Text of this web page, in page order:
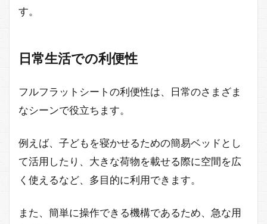
す。
日常生活での利便性
フルフラットシートの利便性は、日常のさまざま
なシーンで役立ちます。
例えば、子どもを寝かせるための簡易ベッドとし
て活用したり、大きな荷物を載せる際に空間を広
く使えるなど、多目的に利用できます。
また、簡単に操作できる機構であるため、急な用